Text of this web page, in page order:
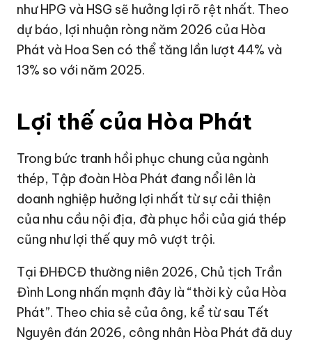
như HPG và HSG sẽ hưởng lợi rõ rệt nhất. Theo
dự báo, lợi nhuận ròng năm 2026 của Hòa
Phát và Hoa Sen có thể tăng lần lượt 44% và
13% so với năm 2025.
Lợi thế của Hòa Phát
Trong bức tranh hồi phục chung của ngành
thép, Tập đoàn Hòa Phát đang nổi lên là
doanh nghiệp hưởng lợi nhất từ sự cải thiện
của nhu cầu nội địa, đà phục hồi của giá thép
cũng như lợi thế quy mô vượt trội.
Tại ĐHĐCĐ thường niên 2026, Chủ tịch Trần
Đình Long nhấn mạnh đây là “thời kỳ của Hòa
Phát”. Theo chia sẻ của ông, kể từ sau Tết
Nguyên đán 2026, công nhân Hòa Phát đã duy